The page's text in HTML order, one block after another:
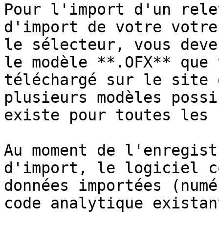
Pour l'import d'un
d'import de votre votre
le sélecteur, vous
le modèle **.OFX** que
téléchargé sur le site
plusieurs modèles
existe pour toutes les
Au moment de
d'import, le logiciel
données importées
code analytique